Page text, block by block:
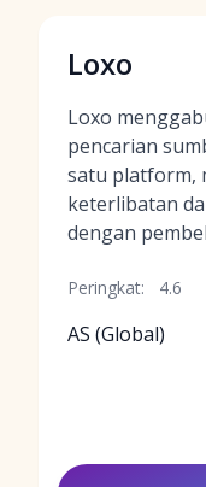
Loxo
Loxo
pencarian
satu platform,
keterlibatan
dengan
Peringkat: 4.6
AS (Global)